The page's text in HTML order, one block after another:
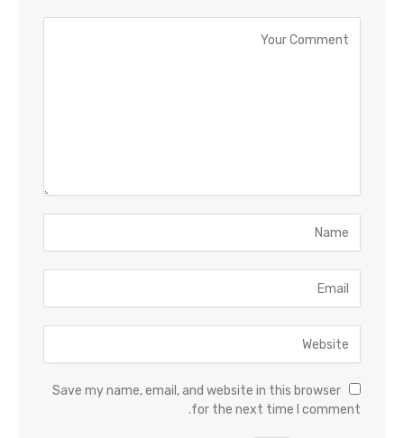
Save my name, email, and website in this browser
for the next time I comment.